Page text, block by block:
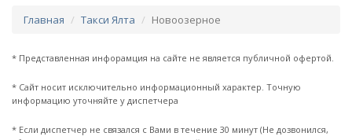
Главная Такси Ялта Новоозерное
* Представленная инфорамция на сайте не является публичной офертой.
* Сайт носит исключительно информационный характер. Точную
информацию уточняйте у диспетчера
* Если диспетчер не связался с Вами в течение 30 минут (Не дозвонился,